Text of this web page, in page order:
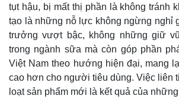
tụt hậu, bị mất thị phần là không tránh
tạo là những nỗ lực không ngừng nghỉ
trưởng vượt bậc, không những giữ
trong ngành sữa mà còn góp phần
Việt Nam theo hướng hiện đại, mang
cao hơn cho người tiêu dùng. Việc liên
loạt sản phẩm mới là kết quả của